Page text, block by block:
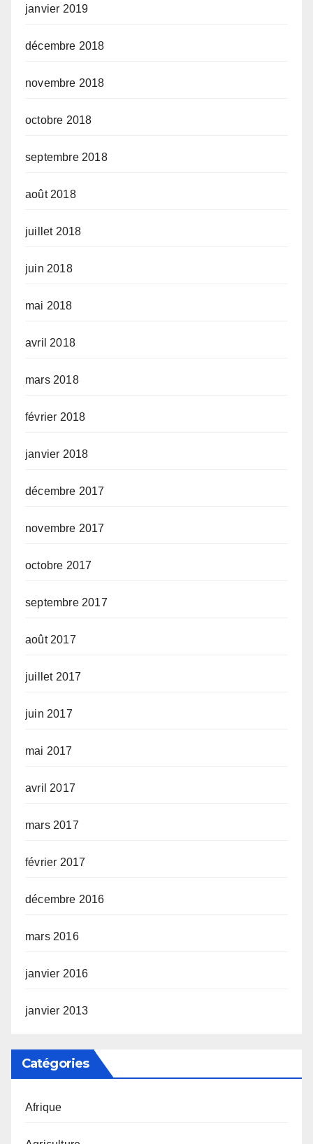
janvier 2019
décembre 2018
novembre 2018
octobre 2018
septembre 2018
août 2018
juillet 2018
juin 2018
mai 2018
avril 2018
mars 2018
février 2018
janvier 2018
décembre 2017
novembre 2017
octobre 2017
septembre 2017
août 2017
juillet 2017
juin 2017
mai 2017
avril 2017
mars 2017
février 2017
décembre 2016
mars 2016
janvier 2016
janvier 2013
Catégories
Afrique